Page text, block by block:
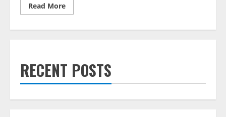
Read MoreRead
more
Original
Rivalry
RECENT POSTS